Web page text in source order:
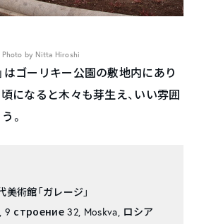
Photo by Nitta Hiroshi
はゴーリキー公園の敷地内にあり
になると木々も芽生え、いい雰囲
。
美術館「ガレージ」
9 строение 32, Moskva, ロシア